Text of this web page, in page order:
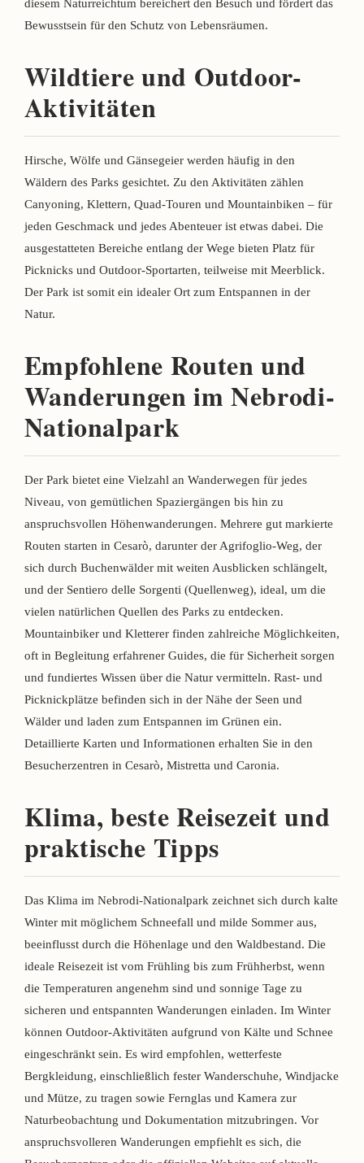
diesem Naturreichtum bereichert den Besuch und fördert das
Bewusstsein für den Schutz von Lebensräumen.
Wildtiere und Outdoor-
Aktivitäten
Hirsche, Wölfe und Gänsegeier werden häufig in den
Wäldern des Parks gesichtet. Zu den Aktivitäten zählen
Canyoning, Klettern, Quad-Touren und Mountainbiken – für
jeden Geschmack und jedes Abenteuer ist etwas dabei. Die
ausgestatteten Bereiche entlang der Wege bieten Platz für
Picknicks und Outdoor-Sportarten, teilweise mit Meerblick.
Der Park ist somit ein idealer Ort zum Entspannen in der
Natur.
Empfohlene Routen und
Wanderungen im Nebrodi-
Nationalpark
Der Park bietet eine Vielzahl an Wanderwegen für jedes
Niveau, von gemütlichen Spaziergängen bis hin zu
anspruchsvollen Höhenwanderungen. Mehrere gut markierte
Routen starten in Cesarò, darunter der Agrifoglio-Weg, der
sich durch Buchenwälder mit weiten Ausblicken schlängelt,
und der Sentiero delle Sorgenti (Quellenweg), ideal, um die
vielen natürlichen Quellen des Parks zu entdecken.
Mountainbiker und Kletterer finden zahlreiche Möglichkeiten,
oft in Begleitung erfahrener Guides, die für Sicherheit sorgen
und fundiertes Wissen über die Natur vermitteln. Rast- und
Picknickplätze befinden sich in der Nähe der Seen und
Wälder und laden zum Entspannen im Grünen ein.
Detaillierte Karten und Informationen erhalten Sie in den
Besucherzentren in Cesarò, Mistretta und Caronia.
Klima, beste Reisezeit und
praktische Tipps
Das Klima im Nebrodi-Nationalpark zeichnet sich durch kalte
Winter mit möglichem Schneefall und milde Sommer aus,
beeinflusst durch die Höhenlage und den Waldbestand. Die
ideale Reisezeit ist vom Frühling bis zum Frühherbst, wenn
die Temperaturen angenehm sind und sonnige Tage zu
sicheren und entspannten Wanderungen einladen. Im Winter
können Outdoor-Aktivitäten aufgrund von Kälte und Schnee
eingeschränkt sein. Es wird empfohlen, wetterfeste
Bergkleidung, einschließlich fester Wanderschuhe, Windjacke
und Mütze, zu tragen sowie Fernglas und Kamera zur
Naturbeobachtung und Dokumentation mitzubringen. Vor
anspruchsvolleren Wanderungen empfiehlt es sich, die